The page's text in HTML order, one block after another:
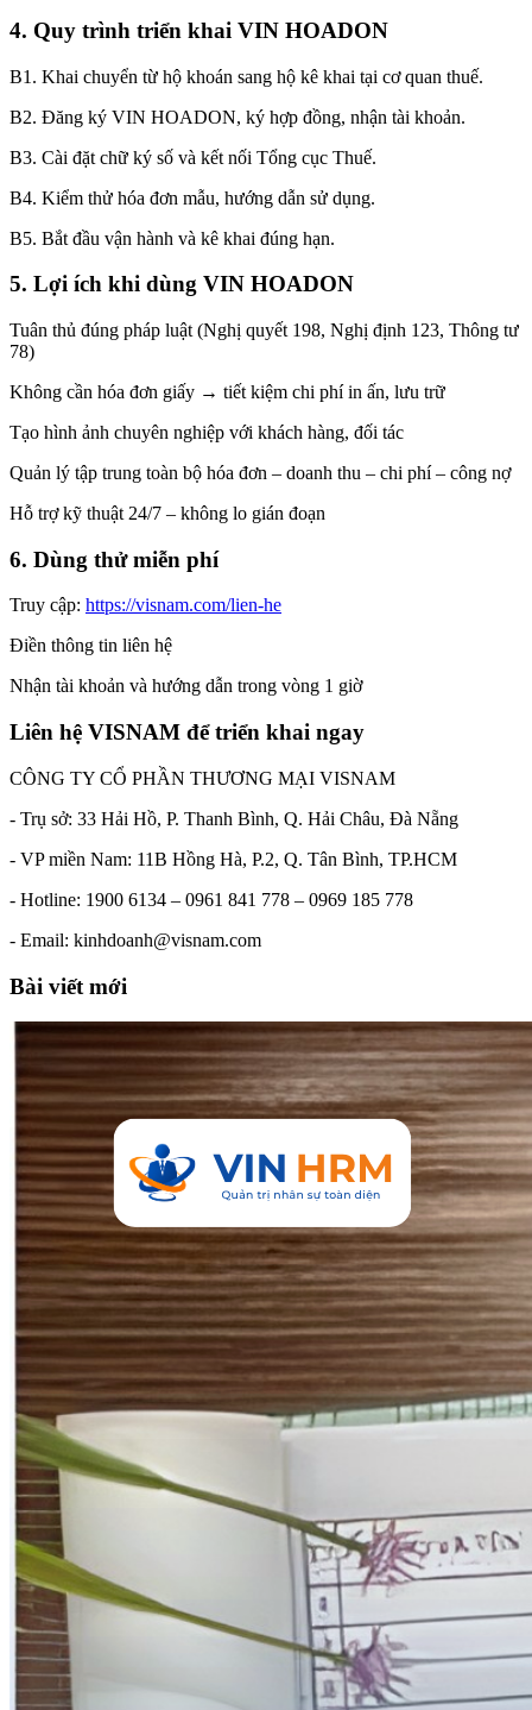
4. Quy trình triển khai VIN HOADON
B1. Khai chuyển từ hộ khoán sang hộ kê khai tại cơ quan thuế.
B2. Đăng ký VIN HOADON, ký hợp đồng, nhận tài khoản.
B3. Cài đặt chữ ký số và kết nối Tổng cục Thuế.
B4. Kiểm thử hóa đơn mẫu, hướng dẫn sử dụng.
B5. Bắt đầu vận hành và kê khai đúng hạn.
5. Lợi ích khi dùng VIN HOADON
Tuân thủ đúng pháp luật (Nghị quyết 198, Nghị định 123, Thông tư
78)
Không cần hóa đơn giấy → tiết kiệm chi phí in ấn, lưu trữ
Tạo hình ảnh chuyên nghiệp với khách hàng, đối tác
Quản lý tập trung toàn bộ hóa đơn – doanh thu – chi phí – công nợ
Hỗ trợ kỹ thuật 24/7 – không lo gián đoạn
6. Dùng thử miễn phí
Truy cập: https://visnam.com/lien-he
Điền thông tin liên hệ
Nhận tài khoản và hướng dẫn trong vòng 1 giờ
Liên hệ VISNAM để triển khai ngay
CÔNG TY CỔ PHẦN THƯƠNG MẠI VISNAM
- Trụ sở: 33 Hải Hồ, P. Thanh Bình, Q. Hải Châu, Đà Nẵng
- VP miền Nam: 11B Hồng Hà, P.2, Q. Tân Bình, TP.HCM
- Hotline: 1900 6134 – 0961 841 778 – 0969 185 778
- Email: kinhdoanh@visnam.com
Bài viết mới